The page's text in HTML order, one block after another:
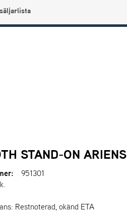
STAND-ON ARIENS
951301
Restnoterad, okänd ETA